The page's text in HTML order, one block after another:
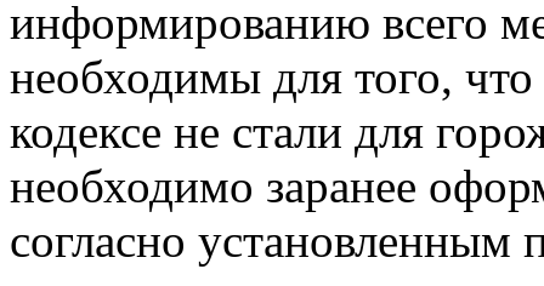
информированию всего
необходимы для того,
кодексе не стали для
необходимо заранее
согласно установленным